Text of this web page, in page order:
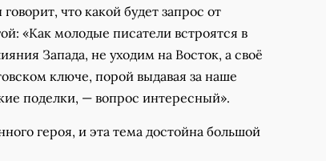
что какой будет запрос от
«Как молодые писатели встроятся в
Запада, не уходим на Восток, а своё
ключе, порой выдавая за наше
поделки, — вопрос интересный».
героя, и эта тема достойна большой